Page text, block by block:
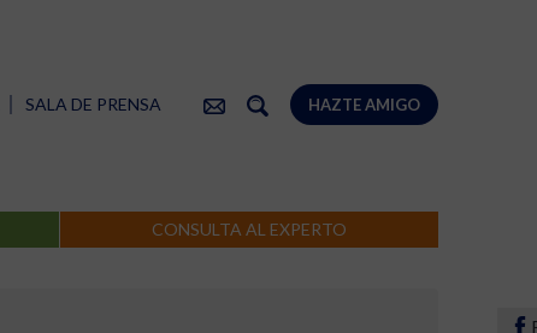
HAZTE AMIGO
SALA DE PRENSA
CONSULTA AL EXPERTO